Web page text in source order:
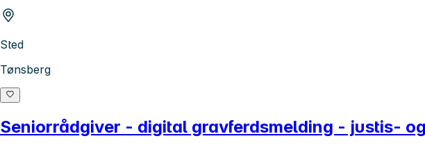
Sted
Tønsberg
Seniorrådgiver - digital gravferdsmelding - justis-